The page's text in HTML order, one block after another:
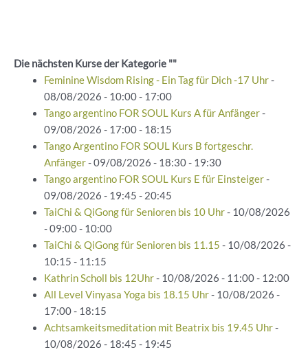
Die nächsten Kurse der Kategorie ""
Feminine Wisdom Rising - Ein Tag für Dich -17 Uhr-
08/08/2026 - 10:00 - 17:00
Tango argentino FOR SOUL Kurs A für Anfänger-
09/08/2026 - 17:00 - 18:15
Tango Argentino FOR SOUL Kurs B fortgeschr.
Anfänger- 09/08/2026 - 18:30 - 19:30
Tango argentino FOR SOUL Kurs E für Einsteiger-
09/08/2026 - 19:45 - 20:45
TaiChi & QiGong für Senioren bis 10 Uhr- 10/08/2026
- 09:00 - 10:00
TaiChi & QiGong für Senioren bis 11.15 - 10/08/2026 -
10:15 - 11:15
Kathrin Scholl bis 12Uhr- 10/08/2026 - 11:00 - 12:00
All Level Vinyasa Yoga bis 18.15 Uhr- 10/08/2026 -
17:00 - 18:15
Achtsamkeitsmeditation mit Beatrix bis 19.45 Uhr-
10/08/2026 - 18:45 - 19:45